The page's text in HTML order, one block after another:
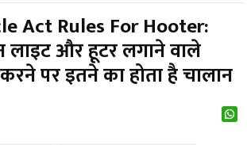
Act Rules For Hooter:
लाइट और हूटर लगाने वाले
पर इतने का होता है चालान